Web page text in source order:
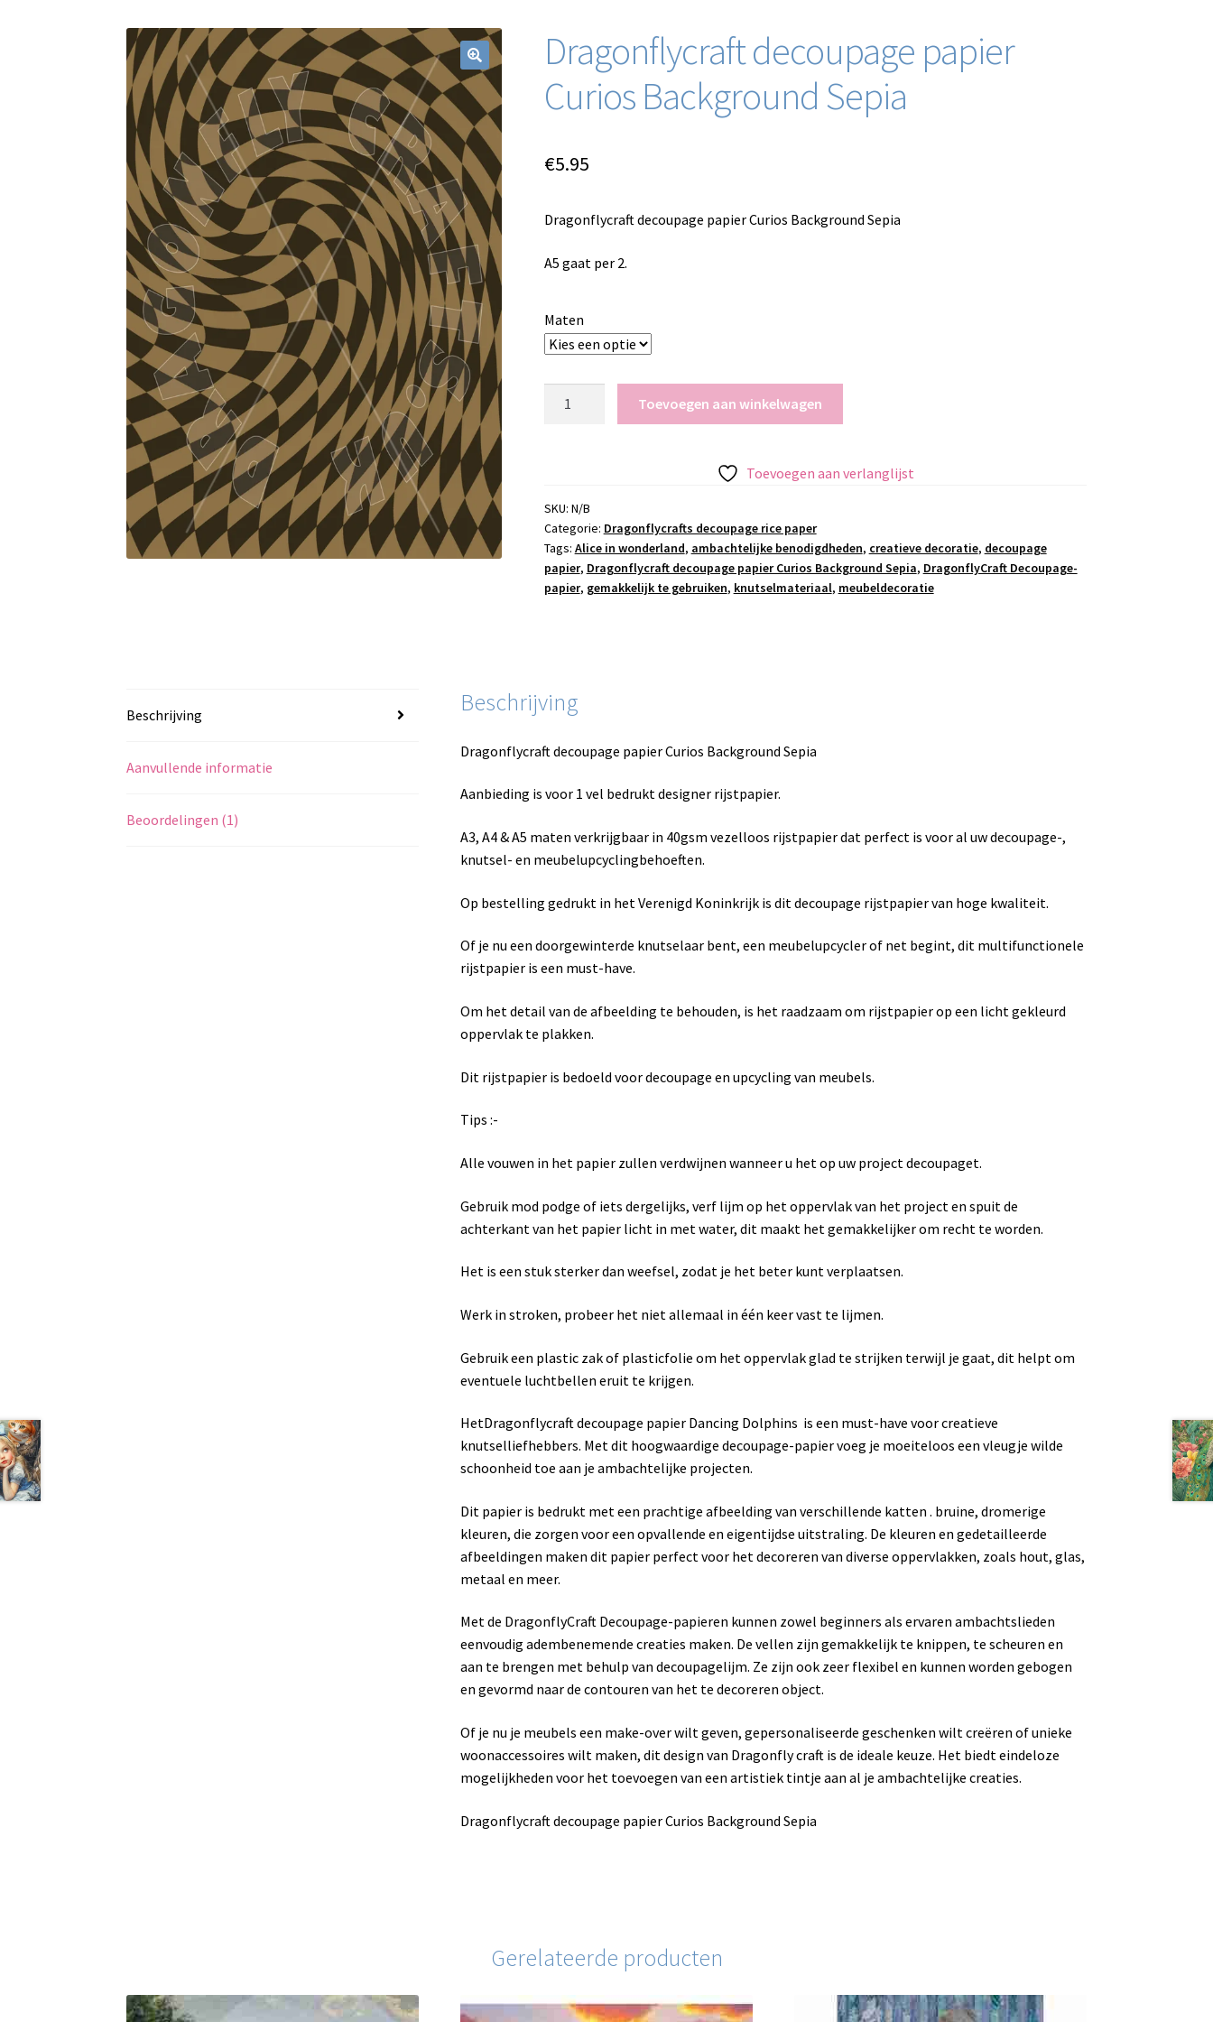
Dragonflycraft decoupage papier
Curios Background Sepia
€5.95
Dragonflycraft decoupage papier Curios Background Sepia
A5 gaat per 2.
Maten
Sepia
aantal
Toevoegen aan winkelwagen
Toevoegen aan verlanglijst
SKU: N/B
Categorie: Dragonflycrafts decoupage rice paper
Tags: Alice in wonderland, ambachtelijke benodigdheden, creatieve decoratie, decoupage
papier, Dragonflycraft decoupage papier Curios Background Sepia, DragonflyCraft Decoupage-
papier, gemakkelijk te gebruiken, knutselmateriaal, meubeldecoratie
Beschrijving
Aanvullende informatie
Beoordelingen (1)
Beschrijving
Dragonflycraft decoupage papier Curios Background Sepia
Aanbieding is voor 1 vel bedrukt designer rijstpapier.
A3, A4 & A5 maten verkrijgbaar in 40gsm vezelloos rijstpapier dat perfect is voor al uw decoupage-,
knutsel- en meubelupcyclingbehoeften.
Op bestelling gedrukt in het Verenigd Koninkrijk is dit decoupage rijstpapier van hoge kwaliteit.
Of je nu een doorgewinterde knutselaar bent, een meubelupcycler of net begint, dit multifunctionele
rijstpapier is een must-have.
Om het detail van de afbeelding te behouden, is het raadzaam om rijstpapier op een licht gekleurd
oppervlak te plakken.
Dit rijstpapier is bedoeld voor decoupage en upcycling van meubels.
Tips :-
Alle vouwen in het papier zullen verdwijnen wanneer u het op uw project decoupaget.
Gebruik mod podge of iets dergelijks, verf lijm op het oppervlak van het project en spuit de
achterkant van het papier licht in met water, dit maakt het gemakkelijker om recht te worden.
Het is een stuk sterker dan weefsel, zodat je het beter kunt verplaatsen.
Werk in stroken, probeer het niet allemaal in één keer vast te lijmen.
Gebruik een plastic zak of plasticfolie om het oppervlak glad te strijken terwijl je gaat, dit helpt om
eventuele luchtbellen eruit te krijgen.
HetDragonflycraft decoupage papier Dancing Dolphins is een must-have voor creatieve
knutselliefhebbers. Met dit hoogwaardige decoupage-papier voeg je moeiteloos een vleugje wilde
schoonheid toe aan je ambachtelijke projecten.
Dit papier is bedrukt met een prachtige afbeelding van verschillende katten . bruine, dromerige
kleuren, die zorgen voor een opvallende en eigentijdse uitstraling. De kleuren en gedetailleerde
afbeeldingen maken dit papier perfect voor het decoreren van diverse oppervlakken, zoals hout, glas,
metaal en meer.
Met de DragonflyCraft Decoupage-papieren kunnen zowel beginners als ervaren ambachtslieden
eenvoudig adembenemende creaties maken. De vellen zijn gemakkelijk te knippen, te scheuren en
aan te brengen met behulp van decoupagelijm. Ze zijn ook zeer flexibel en kunnen worden gebogen
en gevormd naar de contouren van het te decoreren object.
Of je nu je meubels een make-over wilt geven, gepersonaliseerde geschenken wilt creëren of unieke
woonaccessoires wilt maken, dit design van Dragonfly craft is de ideale keuze. Het biedt eindeloze
mogelijkheden voor het toevoegen van een artistiek tintje aan al je ambachtelijke creaties.
Dragonflycraft decoupage papier Curios Background Sepia
Gerelateerde producten